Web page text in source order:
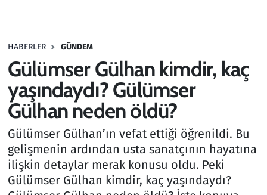
HABERLER GÜNDEM
Gülümser Gülhan kimdir, kaç
yaşındaydı? Gülümser
Gülhan neden öldü?
Gülümser Gülhan’ın vefat ettiği öğrenildi. Bu
gelişmenin ardından usta sanatçının hayatına
ilişkin detaylar merak konusu oldu. Peki
Gülümser Gülhan kimdir, kaç yaşındaydı?
Haber
Kültür Sanat
Kurumsal Haberler
Lezzet Durağı
Memur ve Kamu